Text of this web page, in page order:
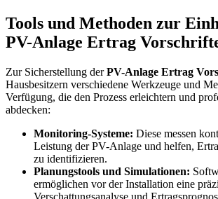
Tools und Methoden zur
PV-Anlage Ertrag
Zur Sicherstellung derPV-Anlage Ertrag
Hausbesitzern verschiedene Werkzeuge und
Verfügung, die den Prozess erleichtern und
abdecken:
Monitoring-Systeme: Diese messen
Leistung der PV-Anlage und helfen,
zu identifizieren.
Planungstools und Simulationen:
ermöglichen vor der Installation eine
Verschattungsanalyse und